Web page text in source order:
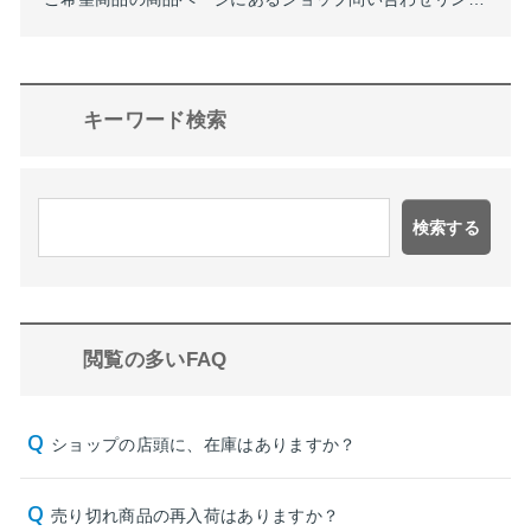
キーワード検索
検索する
閲覧の多いFAQ
ショップの店頭に、在庫はありますか？
売り切れ商品の再入荷はありますか？